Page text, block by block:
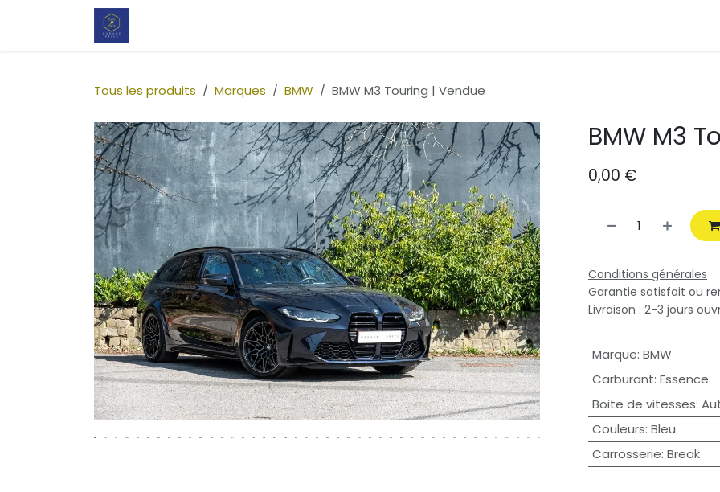
Se rendre au contenu
Tous les produits Marques BMW BMW M3 Touring | Vendue
BMW M3
0,00 €
Conditions générales
Garantie satisfait ou
Livraison : 2-3 jours
Marque: BMW
Carburant: Essence
Boite de vitesses:
Couleurs: Bleu
Carrosserie: Break